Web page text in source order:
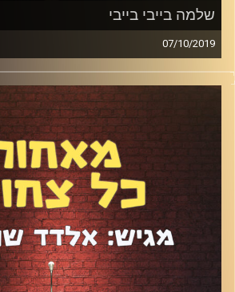
שלמה בייבי בייבי
07/10/2019
שלמה בייבי בייבי עשה דרך מיוחדת
התחיל עם הופעות לקהל מהעדה
התפתח להיות סטנדאפיסט שיודע
נושאים כמו גזענות ומחאת האתיופים.
החיבור שלו עם צביקה הדר, על התקופה
מצחיק, על ההתאמות שהוא עושה
מול הופעות מצומצמות לקהל האתיופי
קרדיט תמונות:אלדד שטרית